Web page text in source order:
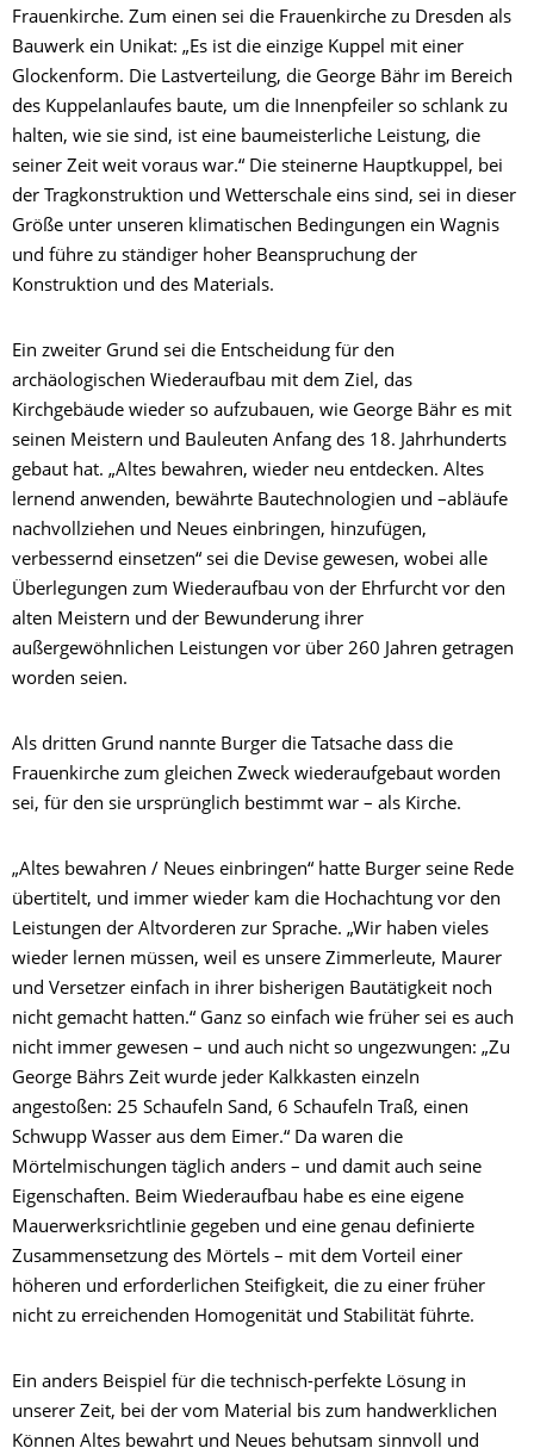
Frauenkirche. Zum einen sei die Frauenkirche zu Dresden als
Bauwerk ein Unikat: „Es ist die einzige Kuppel mit einer
Glockenform. Die Lastverteilung, die George Bähr im Bereich
des Kuppelanlaufes baute, um die Innenpfeiler so schlank zu
halten, wie sie sind, ist eine baumeisterliche Leistung, die
seiner Zeit weit voraus war.“ Die steinerne Hauptkuppel, bei
der Tragkonstruktion und Wetterschale eins sind, sei in dieser
Größe unter unseren klimatischen Bedingungen ein Wagnis
und führe zu ständiger hoher Beanspruchung der
Konstruktion und des Materials.
Ein zweiter Grund sei die Entscheidung für den
archäologischen Wiederaufbau mit dem Ziel, das
Kirchgebäude wieder so aufzubauen, wie George Bähr es mit
seinen Meistern und Bauleuten Anfang des 18. Jahrhunderts
gebaut hat. „Altes bewahren, wieder neu entdecken. Altes
lernend anwenden, bewährte Bautechnologien und –abläufe
nachvollziehen und Neues einbringen, hinzufügen,
verbessernd einsetzen“ sei die Devise gewesen, wobei alle
Überlegungen zum Wiederaufbau von der Ehrfurcht vor den
alten Meistern und der Bewunderung ihrer
außergewöhnlichen Leistungen vor über 260 Jahren getragen
worden seien.
Als dritten Grund nannte Burger die Tatsache dass die
Frauenkirche zum gleichen Zweck wiederaufgebaut worden
sei, für den sie ursprünglich bestimmt war – als Kirche.
„Altes bewahren / Neues einbringen“ hatte Burger seine Rede
übertitelt, und immer wieder kam die Hochachtung vor den
Leistungen der Altvorderen zur Sprache. „Wir haben vieles
wieder lernen müssen, weil es unsere Zimmerleute, Maurer
und Versetzer einfach in ihrer bisherigen Bautätigkeit noch
nicht gemacht hatten.“ Ganz so einfach wie früher sei es auch
nicht immer gewesen – und auch nicht so ungezwungen: „Zu
George Bährs Zeit wurde jeder Kalkkasten einzeln
angestoßen: 25 Schaufeln Sand, 6 Schaufeln Traß, einen
Schwupp Wasser aus dem Eimer.“ Da waren die
Mörtelmischungen täglich anders – und damit auch seine
Eigenschaften. Beim Wiederaufbau habe es eine eigene
Mauerwerksrichtlinie gegeben und eine genau definierte
Zusammensetzung des Mörtels – mit dem Vorteil einer
höheren und erforderlichen Steifigkeit, die zu einer früher
nicht zu erreichenden Homogenität und Stabilität führte.
Ein anders Beispiel für die technisch-perfekte Lösung in
unserer Zeit, bei der vom Material bis zum handwerklichen
Können Altes bewahrt und Neues behutsam sinnvoll und